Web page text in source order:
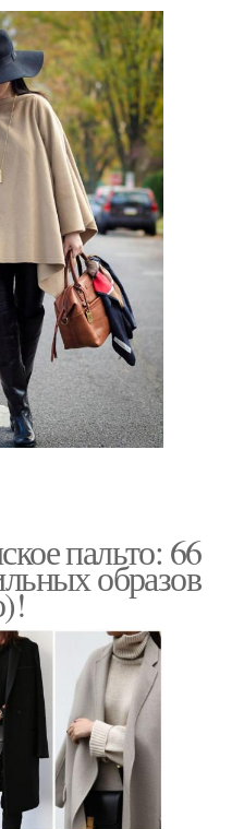
пальто: 66
образов